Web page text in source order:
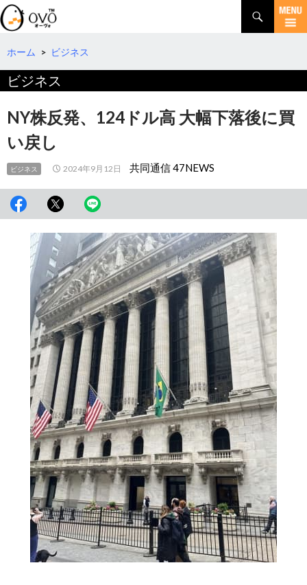
検
索
コ
テ
へ
移
動
ホーム > ビジネス
ビジネス
NY株反発、124ドル高 大幅下落後に買
い戻し
ビジネス 2024年9月12日 共同通信 47NEWS